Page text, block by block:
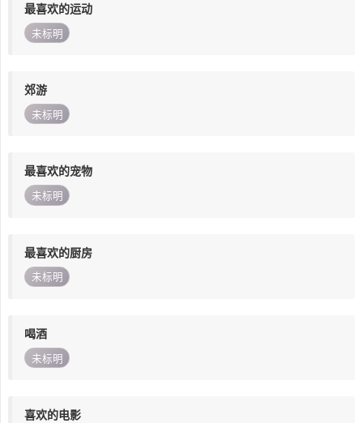
最喜欢的运动
未标明
郊游
未标明
最喜欢的宠物
未标明
最喜欢的厨房
未标明
喝酒
未标明
喜欢的电影